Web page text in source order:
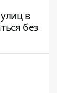
в
без